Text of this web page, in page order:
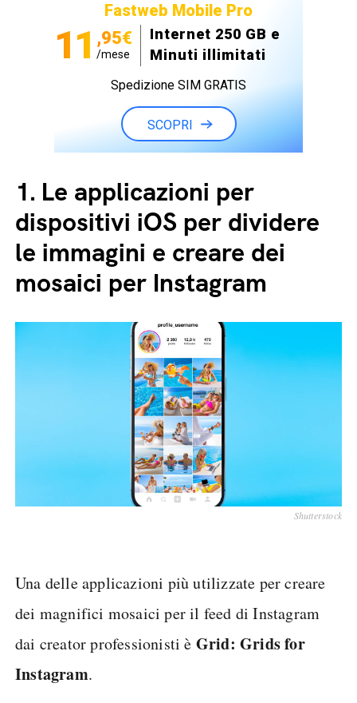
Fastweb Mobile Pro
11 ,95€
/mese
Internet 250 GB e
Minuti illimitati
Spedizione SIM GRATIS
SCOPRI
1. Le applicazioni per
dispositivi iOS per dividere
le immagini e creare dei
mosaici per Instagram
Shutterstock
Una delle applicazioni più utilizzate per creare
dei magnifici mosaici per il feed di Instagram
dai creator professionisti è Grid: Grids for
Instagram.